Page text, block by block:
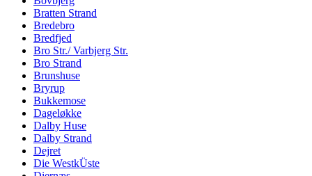
Bratten Strand
Bredebro
Bredfjed
Bro Str./ Varbjerg Str.
Bro Strand
Brunshuse
Bryrup
Bukkemose
Dageløkke
Dalby Huse
Dalby Strand
Dejret
Die WestkÜste